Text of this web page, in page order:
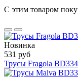
С этим товаром
Новинка
531 руб
Трусы Fragola